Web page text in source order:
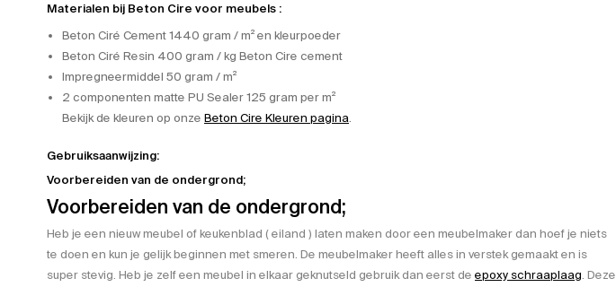
Materialen bij Beton Cire voor meubels :
Beton Ciré Cement 1440 gram / m² en kleurpoeder
Beton Ciré Resin 400 gram / kg Beton Cire cement
Impregneermiddel 50 gram / m²
2 componenten matte PU Sealer 125 gram per m²
Bekijk de kleuren op onze Beton Cire Kleuren pagina.
Gebruiksaanwijzing:
Voorbereiden van de ondergrond;
Voorbereiden van de ondergrond;
Heb je een nieuw meubel of keukenblad ( eiland ) laten maken door een meubelmaker dan hoef je niets
te doen en kun je gelijk beginnen met smeren. De meubelmaker heeft alles in verstek gemaakt en is
super stevig. Heb je zelf een meubel in elkaar geknutseld gebruik dan eerst de epoxy schraaplaag. Deze